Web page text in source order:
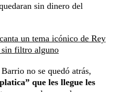
sin dinero del
un tema icónico de Rey
filtro alguno
no se quedó atrás,
que les llegue les